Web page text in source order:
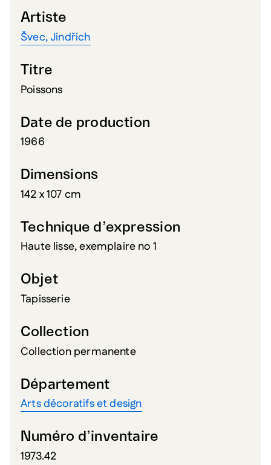
Artiste
Švec, Jindřich
Titre
Poissons
Date de production
1966
Dimensions
142 x 107 cm
Technique d’expression
Haute lisse, exemplaire no 1
Objet
Tapisserie
Collection
Collection permanente
Département
Arts décoratifs et design
Numéro d’inventaire
1973.42